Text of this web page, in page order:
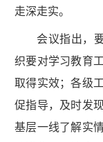
走深走实。
会议指出，
织要对学习教育
取得实效；各级
促指导，及时发
基层一线了解实